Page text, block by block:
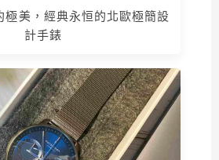
極美，經典永恒的北歐極簡設
計手錶